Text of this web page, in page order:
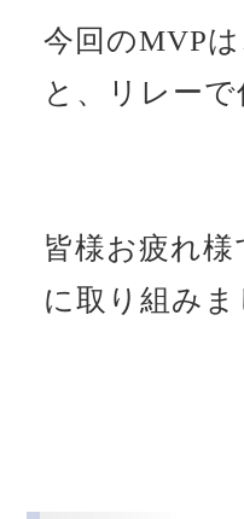
今回のMVP
と、リレー
皆様お疲れ
に取り組み